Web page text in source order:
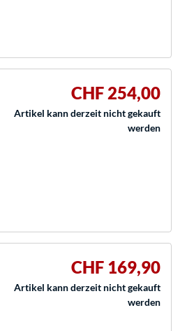
CHF 254,00
Artikel kann derzeit nicht gekauft
werden
CHF 169,90
Artikel kann derzeit nicht gekauft
werden